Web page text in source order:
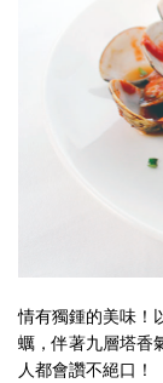
情有獨鍾的美味！
蠣，伴著九層塔香
人都會讚不絕口！